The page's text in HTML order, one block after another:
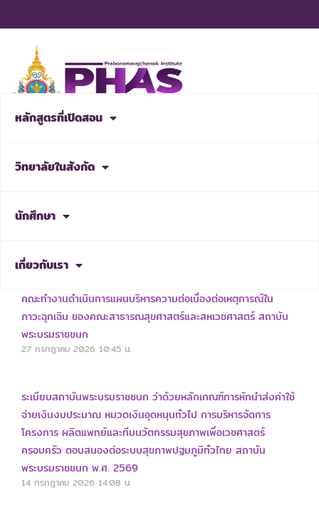
to
content
หลักสูตรที่เปิดสอน
วิทยาลัยในสังกัด
นักศึกษา
เกี่ยวกับเรา
NEWS & ACTIVITIES
คณะทำงานดำเนินการแผนบริหารความต่อเนื่องต่อเหตุการณ์ใน
ภาวะฉุกเฉิน ของคณะสาธารณสุขศาสตร์และสหเวชศาสตร์ สถาบัน
พระบรมราชชนก
27 กรกฎาคม 2026 10:45 น.
ระเบียบสถาบันพระบรมราชชนก ว่าด้วยหลักเกณฑ์การหักนำส่งค่าใช้
จ่ายเงินงบประมาณ หมวดเงินอุดหนุนทั่วไป การบริหารจัดการ
โครงการ ผลิตแพทย์และทีมนวัตกรรมสุขภาพเพื่อเวชศาสตร์
ครอบครัว ตอบสนองต่อระบบสุขภาพปฐมภูมิทั่วไทย สถาบัน
พระบรมราชชนก พ.ศ. 2569
14 กรกฎาคม 2026 14:08 น.